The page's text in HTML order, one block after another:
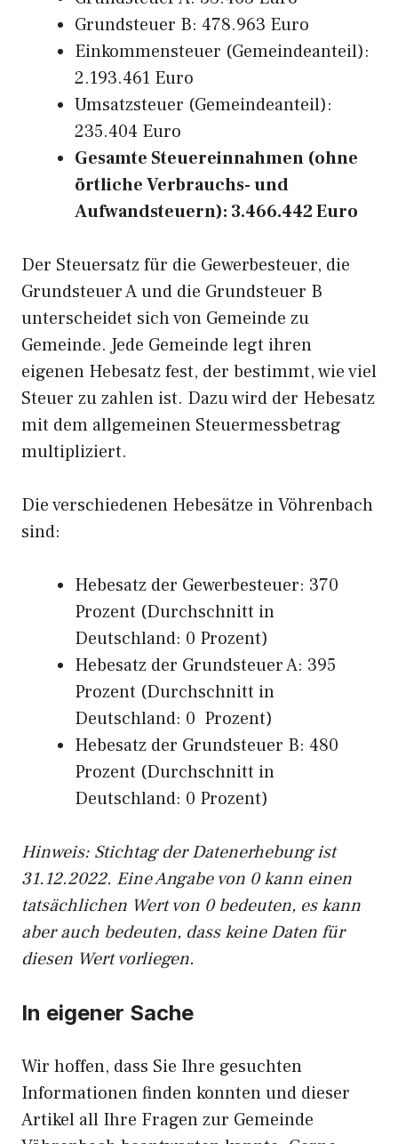
Grundsteuer B: 478.963 Euro
Einkommensteuer (Gemeindeanteil):
2.193.461 Euro
Umsatzsteuer (Gemeindeanteil):
235.404 Euro
Gesamte Steuereinnahmen (ohne
örtliche Verbrauchs- und
Aufwandsteuern): 3.466.442 Euro
Der Steuersatz für die Gewerbesteuer, die
Grundsteuer A und die Grundsteuer B
unterscheidet sich von Gemeinde zu
Gemeinde. Jede Gemeinde legt ihren
eigenen Hebesatz fest, der bestimmt, wie viel
Steuer zu zahlen ist. Dazu wird der Hebesatz
mit dem allgemeinen Steuermessbetrag
multipliziert.
Die verschiedenen Hebesätze in Vöhrenbach
sind:
Hebesatz der Gewerbesteuer: 370
Prozent (Durchschnitt in
Deutschland: 0 Prozent)
Hebesatz der Grundsteuer A: 395
Prozent (Durchschnitt in
Deutschland: 0 Prozent)
Hebesatz der Grundsteuer B: 480
Prozent (Durchschnitt in
Deutschland: 0 Prozent)
Hinweis: Stichtag der Datenerhebung ist
31.12.2022. Eine Angabe von 0 kann einen
tatsächlichen Wert von 0 bedeuten, es kann
aber auch bedeuten, dass keine Daten für
diesen Wert vorliegen.
In eigener Sache
Wir hoffen, dass Sie Ihre gesuchten
Informationen finden konnten und dieser
Artikel all Ihre Fragen zur Gemeinde